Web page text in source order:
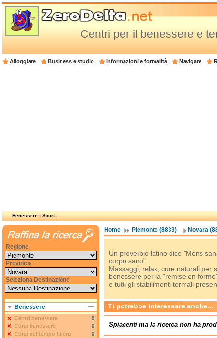
Centri per il benessere e
Alloggiare Business e studio Informazioni e formalità Navigare
Benessere|Sport|
Home Piemonte (8833) Novara
Un proverbio latino dice "Mens
corpo sano".
Massaggi, relax, cure naturali per
benessere per la "remise en
e tutti gli stabilimenti termali
Ti potrebbe interessare anche...
Spiacenti ma la ricerca non ha
Regione
Provincia
Seleziona Destinazione
Benessere
Centri benessere
0
Corsi benessere
0
Corsi nel tempo libero
0